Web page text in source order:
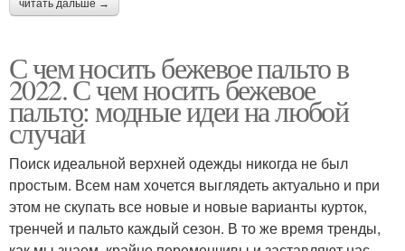
читать дальше →
С чем носить бежевое пальто в
2022. С чем носить бежевое
пальто: модные идеи на любой
случай
Поиск идеальной верхней одежды никогда не был
простым. Всем нам хочется выглядеть актуально и при
этом не скупать все новые и новые варианты курток,
тренчей и пальто каждый сезон. В то же время тренды,